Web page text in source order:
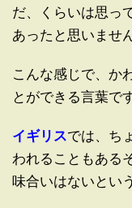
だ、くらいは思っ
あったと思いませ
こんな感じで、か
とができる言葉です
イギリスでは、ち
われることもある
味合いはないとい